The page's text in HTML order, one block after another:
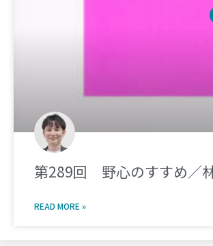
第289回 野心のすすめ／
READ MORE »